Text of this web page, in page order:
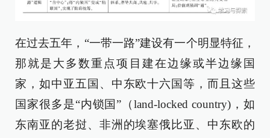
在过去五年，“一带一路”建设有一个明显特征，
那就是大多数重点项目建在边缘或半边缘国
家，如中亚五国、中东欧十六国等，而且这些
国家很多是“内锁国”（land-locked country)，如
东南亚的老挝、非洲的埃塞俄比亚、中东欧的